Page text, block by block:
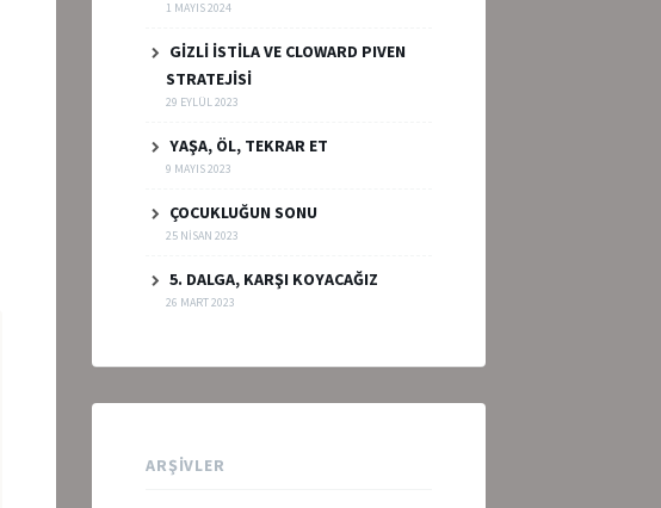
1 MAYIS 2024
GİZLİ İSTİLA VE CLOWARD PIVEN
STRATEJİSİ
29 EYLÜL 2023
YAŞA, ÖL, TEKRAR ET
9 MAYIS 2023
ÇOCUKLUĞUN SONU
25 NISAN 2023
5. DALGA, KARŞI KOYACAĞIZ
26 MART 2023
ARŞIVLER